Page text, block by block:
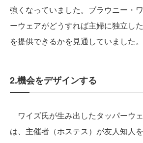
強くなっていました。ブラウニー・
ーウェアがどうすれば主婦に独立し
を提供できるかを見通していました。
2.機会をデザインする
ワイズ氏が生み出したタッパーウ
は、主催者（ホステス）が友人知人